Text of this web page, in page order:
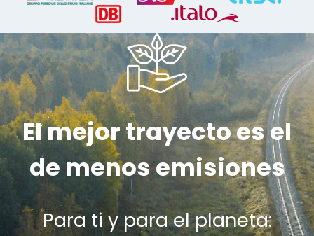
El mejor trayecto es el
de menos emisiones
Para ti y para el planeta: